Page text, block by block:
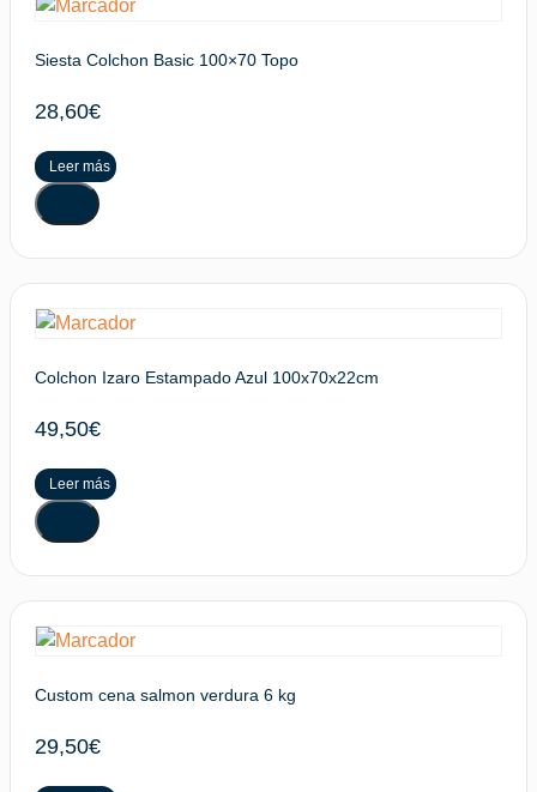
Siesta Colchon Basic 100×70 Topo
28,60€
Leer más
Colchon Izaro Estampado Azul 100x70x22cm
49,50€
Leer más
Custom cena salmon verdura 6 kg
29,50€